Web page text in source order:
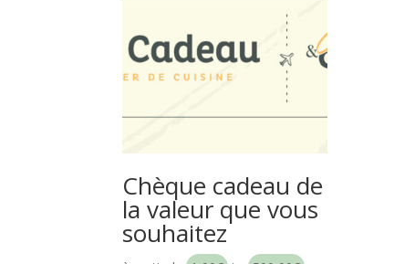
Chèque cadeau de
la valeur que vous
souhaitez